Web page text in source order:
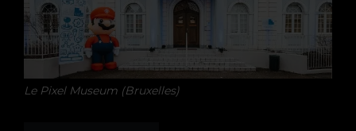
Le Pixel Museum (Bruxelles)